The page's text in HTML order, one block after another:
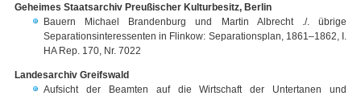
Geheimes Staatsarchiv Preußischer Kulturbesitz, Berlin
Bauern Michael Brandenburg und Martin Albrecht ./. übrige
Separationsinteressenten in Flinkow: Separationsplan, 1861–1862, I.
HA Rep. 170, Nr. 7022
Landesarchiv Greifswald
Aufsicht der Beamten auf die Wirtschaft der Untertanen und